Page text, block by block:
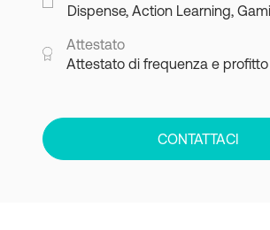
Dispense, Action Learning,
Attestato
Attestato di frequenza e profitto
CONTATTACI